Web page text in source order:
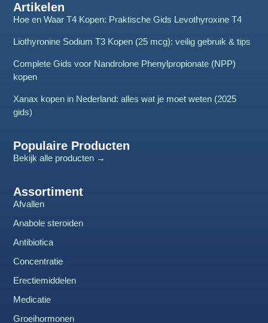
Artikelen
Hoe en Waar T4 Kopen: Praktische Gids Levothyroxine T4
Liothyronine Sodium T3 Kopen (25 mcg): veilig gebruik & tips
Complete Gids voor Nandrolone Phenylpropionate (NPP)
kopen
Xanax kopen in Nederland: alles wat je moet weten (2025
gids)
Populaire Producten
Bekijk alle producten →
Assortiment
Afvallen
Anabole steroiden
Antibiotica
Concentratie
Erectiemiddelen
Medicatie
Groeihormonen